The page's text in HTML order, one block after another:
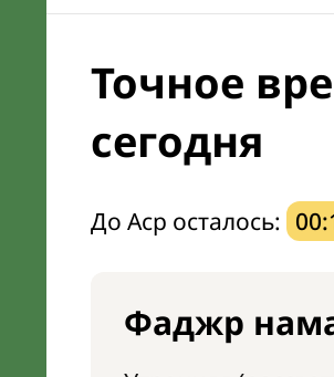
Точное
сегодня
До Аср осталось:
Фаджр